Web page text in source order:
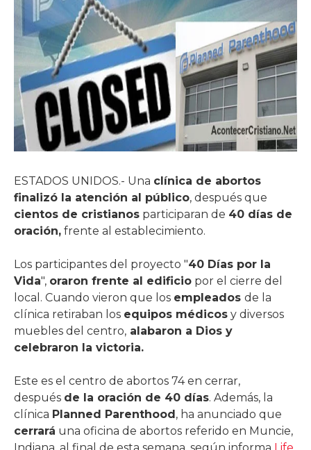
ESTADOS UNIDOS.- Una clínica de abortos
finalizó la atención al público, después que
cientos de cristianos participaran de 40 días de
oración, frente al establecimiento.
Los participantes del proyecto "40 Días por la
Vida", oraron frente al edificio por el cierre del
local. Cuando vieron que los empleados de la
clínica retiraban los equipos médicos y diversos
muebles del centro, alabaron a Dios y
celebraron la victoria.
Este es el centro de abortos 74 en cerrar,
después de la oración de 40 días. Además, la
clínica Planned Parenthood, ha anunciado que
cerrará una oficina de abortos referido en Muncie,